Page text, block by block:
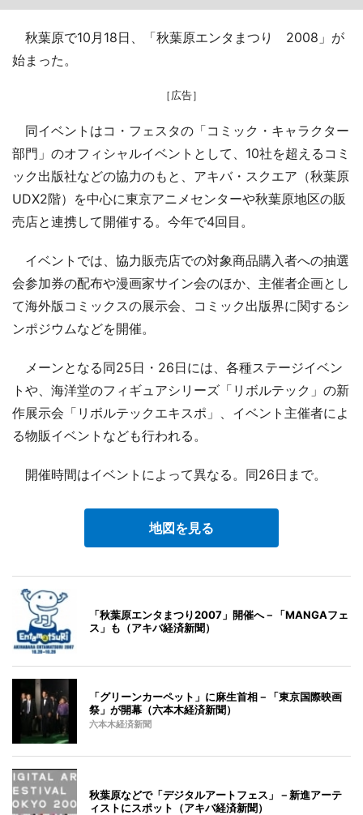
秋葉原で10月18日、「秋葉原エンタまつり 2008」が
始まった。
［広告］
同イベントはコ・フェスタの「コミック・キャラクター
部門」のオフィシャルイベントとして、10社を超えるコミ
ック出版社などの協力のもと、アキバ・スクエア（秋葉原
UDX2階）を中心に東京アニメセンターや秋葉原地区の販
売店と連携して開催する。今年で4回目。
イベントでは、協力販売店での対象商品購入者への抽選
会参加券の配布や漫画家サイン会のほか、主催者企画とし
て海外版コミックスの展示会、コミック出版界に関するシ
ンポジウムなどを開催。
メーンとなる同25日・26日には、各種ステージイベン
トや、海洋堂のフィギュアシリーズ「リボルテック」の新
作展示会「リボルテックエキスポ」、イベント主催者によ
る物販イベントなども行われる。
開催時間はイベントによって異なる。同26日まで。
地図を見る
「秋葉原エンタまつり2007」開催へ－「MANGAフェ
ス」も（アキバ経済新聞）
「グリーンカーペット」に麻生首相－「東京国際映画
祭」が開幕（六本木経済新聞）
六本木経済新聞
秋葉原などで「デジタルアートフェス」－新進アーテ
ィストにスポット（アキバ経済新聞）